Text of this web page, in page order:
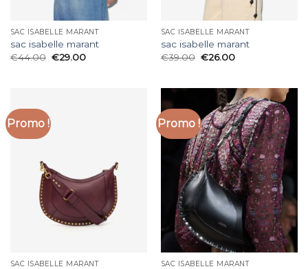
SAC ISABELLE MARANT
sac isabelle marant
€44.00 €29.00
SAC ISABELLE MARANT
sac isabelle marant
€39.00 €26.00
Promo !
SAC ISABELLE MARANT
Promo !
SAC ISABELLE MARANT